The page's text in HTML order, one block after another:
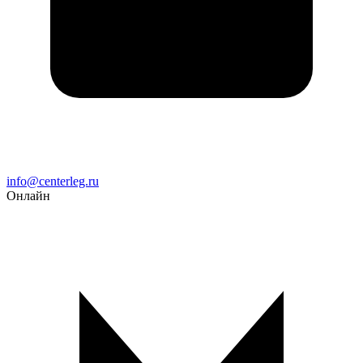
Email
info@centerleg.ru
Онлайн